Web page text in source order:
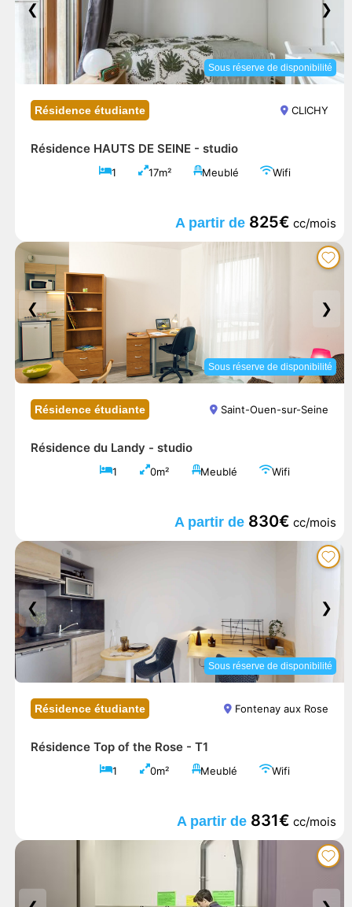
❮ ❯
Sous réserve de disponibilité
Résidence étudiante CLICHY
Résidence HAUTS DE SEINE - studio
1 17m² Meublé Wifi
A partir de 825€ cc/mois
❮ ❯
Sous réserve de disponibilité
Résidence étudiante Saint-Ouen-sur-Seine
Résidence du Landy - studio
1 0m² Meublé Wifi
A partir de 830€ cc/mois
❮ ❯
Sous réserve de disponibilité
Résidence étudiante Fontenay aux Rose
Résidence Top of the Rose - T1
1 0m² Meublé Wifi
A partir de 831€ cc/mois